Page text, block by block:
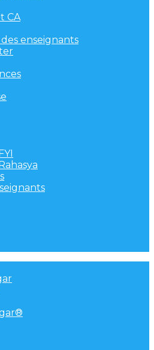
CA
enseignants